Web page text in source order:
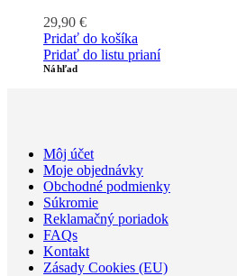
29,90 €
Pridať do košíka
Pridať do listu prianí
Náhľad
Môj účet
Moje objednávky
Obchodné podmienky
Súkromie
Reklamačný poriadok
FAQs
Kontakt
Zásady Cookies (EU)